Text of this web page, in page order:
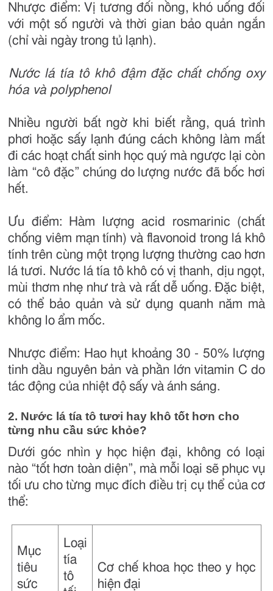
Nhược điểm: Vị tương đối nồng, khó uống đối
với một số người và thời gian bảo quản ngắn
(chỉ vài ngày trong tủ lạnh).
Nước lá tía tô khô đậm đặc chất chống oxy
hóa và polyphenol
Nhiều người bất ngờ khi biết rằng, quá trình
phơi hoặc sấy lạnh đúng cách không làm mất
đi các hoạt chất sinh học quý mà ngược lại còn
làm “cô đặc” chúng do lượng nước đã bốc hơi
hết.
Ưu điểm: Hàm lượng acid rosmarinic (chất
chống viêm mạn tính) và flavonoid trong lá khô
tính trên cùng một trọng lượng thường cao hơn
lá tươi. Nước lá tía tô khô có vị thanh, dịu ngọt,
mùi thơm nhẹ như trà và rất dễ uống. Đặc biệt,
có thể bảo quản và sử dụng quanh năm mà
không lo ẩm mốc.
Nhược điểm: Hao hụt khoảng 30 - 50% lượng
tinh dầu nguyên bản và phần lớn vitamin C do
tác động của nhiệt độ sấy và ánh sáng.
2. Nước lá tía tô tươi hay khô tốt hơn cho
từng nhu cầu sức khỏe?
Dưới góc nhìn y học hiện đại, không có loại
nào “tốt hơn toàn diện”, mà mỗi loại sẽ phục vụ
tối ưu cho từng mục đích điều trị cụ thể của cơ
thể:
Mục
tiêu
sức
Loại
tía
tô
Cơ chế khoa học theo y học
hiện đại